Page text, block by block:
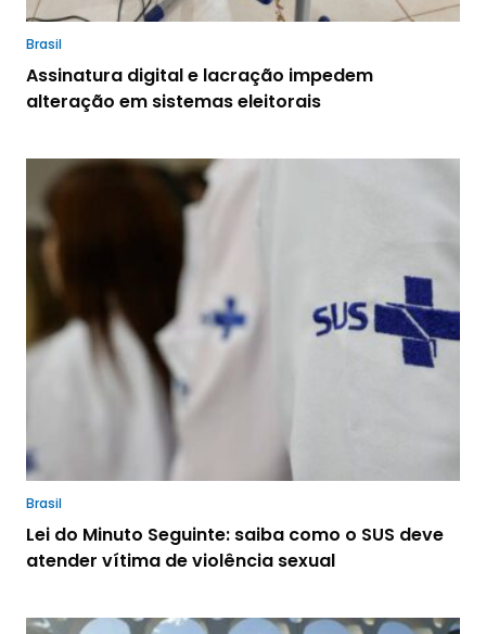
Brasil
Assinatura digital e lacração impedem
alteração em sistemas eleitorais
Brasil
Lei do Minuto Seguinte: saiba como o SUS deve
atender vítima de violência sexual